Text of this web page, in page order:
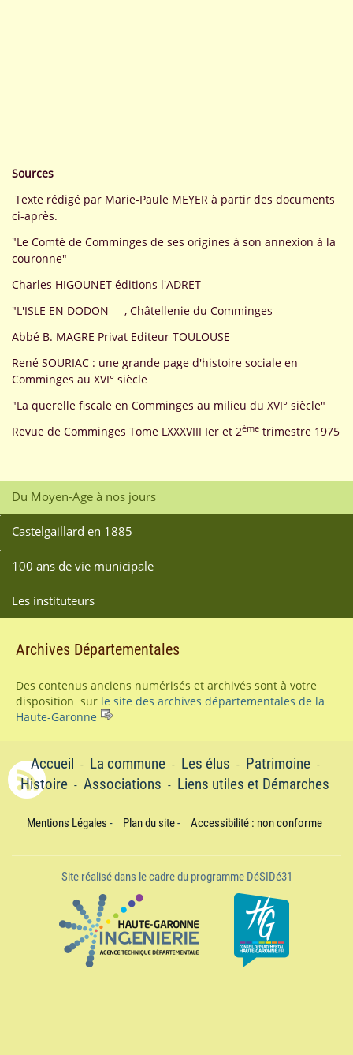
Sources
Texte rédigé par Marie-Paule MEYER à partir des documents
ci-après.
"Le Comté de Comminges de ses origines à son annexion à la
couronne"
Charles HIGOUNET éditions l'ADRET
"L'ISLE EN DODON , Châtellenie du Comminges
Abbé B. MAGRE Privat Editeur TOULOUSE
René SOURIAC : une grande page d'histoire sociale en
Comminges au XVI° siècle
"La querelle fiscale en Comminges au milieu du XVI° siècle"
Revue de Comminges Tome LXXXVIII Ier et 2ème trimestre 1975
Du Moyen-Age à nos jours
Castelgaillard en 1885
100 ans de vie municipale
Les instituteurs
Archives Départementales
Des contenus anciens numérisés et archivés sont à votre
disposition sur le site des archives départementales de la
Haute-Garonne
Accueil - La commune - Les élus - Patrimoine -
Histoire - Associations - Liens utiles et Démarches
Mentions Légales - Plan du site- Accessibilité : non conforme
Site réalisé dans le cadre du programme DéSIDé31